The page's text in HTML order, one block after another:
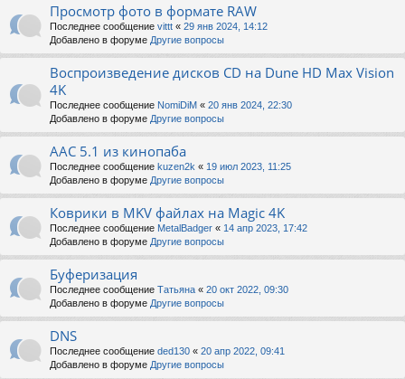
Просмотр фото в формате RAW
Последнее сообщение vittt « 29 янв 2024, 14:12
Добавлено в форуме Другие вопросы
Воспроизведение дисков CD на Dune HD Max Vision
4K
Последнее сообщение NomiDiM « 20 янв 2024, 22:30
Добавлено в форуме Другие вопросы
AAC 5.1 из кинопаба
Последнее сообщение kuzen2k « 19 июл 2023, 11:25
Добавлено в форуме Другие вопросы
Коврики в MKV файлах на Magic 4K
Последнее сообщение MetalBadger « 14 апр 2023, 17:42
Добавлено в форуме Другие вопросы
Буферизация
Последнее сообщение Татьяна « 20 окт 2022, 09:30
Добавлено в форуме Другие вопросы
DNS
Последнее сообщение ded130 « 20 апр 2022, 09:41
Добавлено в форуме Другие вопросы